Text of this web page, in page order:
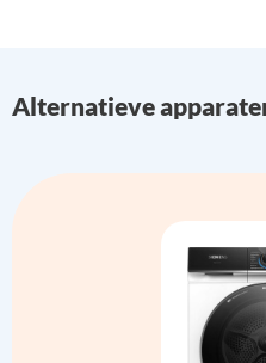
Alternatieve